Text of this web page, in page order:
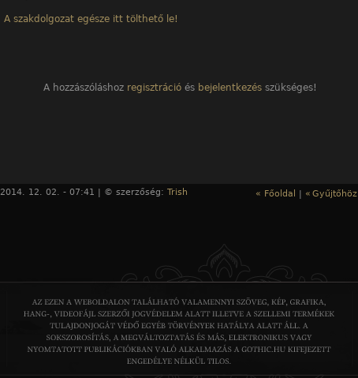
A szakdolgozat egésze itt tölthető le!
A hozzászóláshoz regisztrációés bejelentkezésszükséges!
2014. 12. 02. - 07:41 | © szerzőség: Trish « Főoldal | « Gyűjtőhöz